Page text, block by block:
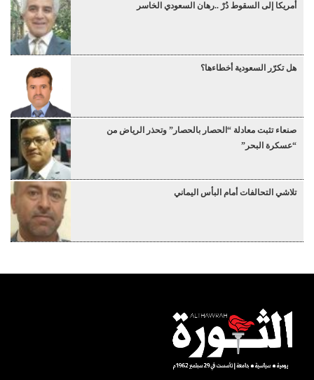
أمريكا إلى السقوط دُرْ ..رهان السعودي الخاسر
هل تكرّر السعودية أخطاءها؟
صنعاء تثبت معادلة “الحصار بالحصار” وتحذر الرياض من
“عسكرة البحر”
تلاشي التحالفات أمام البأس اليماني